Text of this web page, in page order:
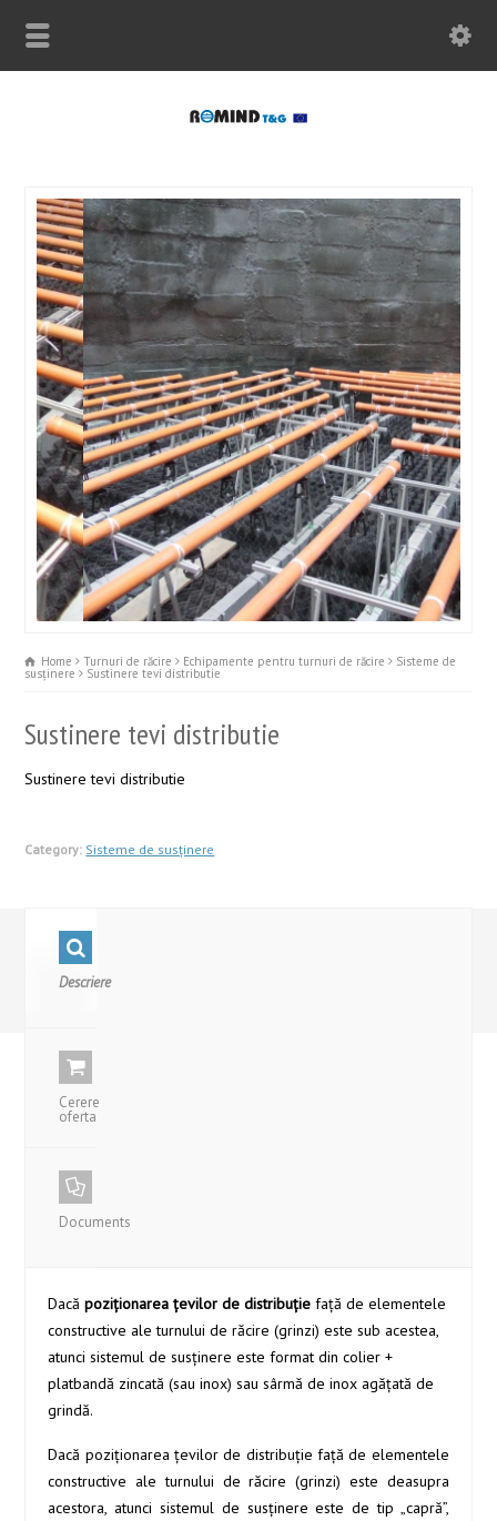
Home Turnuri de răcire Echipamente pentru turnuri de răcire Sisteme de
susținere Sustinere tevi distributie
Sustinere tevi distributie
Sustinere tevi distributie
Category: Sisteme de susținere
Descriere
Cerere
oferta
Documents
Dacăpoziţionarea ţevilor de distribuţie faţă de elementele
constructive ale turnului de răcire (grinzi) este sub acestea,
atunci sistemul de susţinere este format din colier +
platbandă zincată (sau inox) sau sârmă de inox agăţată de
grindă.
Dacă poziţionarea ţevilor de distribuţie faţă de elementele
constructive ale turnului de răcire (grinzi) este deasupra
acestora, atunci sistemul de susţinere este de tip „capră”,